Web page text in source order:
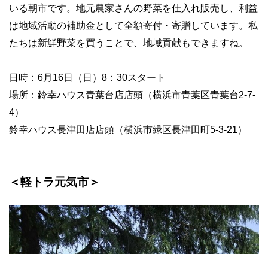
いる朝市です。地元農家さんの野菜を仕入れ販売し、利益
は地域活動の補助金として全額寄付・寄贈しています。私
たちは新鮮野菜を買うことで、地域貢献もできますね。
日時：6月16日（日）8：30スタート
場所：鈴幸ハウス青葉台店店頭（横浜市青葉区青葉台2-7-
4）
鈴幸ハウス長津田店店頭（横浜市緑区長津田町5-3-21）
＜軽トラ元気市＞